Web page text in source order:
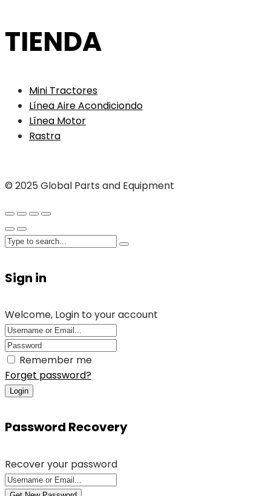
TIENDA
Mini Tractores
Línea Aire Acondiciondo
Línea Motor
Rastra
© 2025 Global Parts and Equipment
Sign in
Welcome, Login to your account
Remember me
Forget password?
Login
Password Recovery
Recover your password